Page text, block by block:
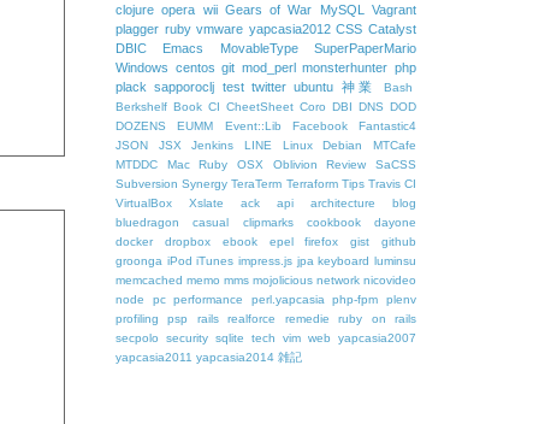
clojure opera wii Gears of War MySQL
Vagrant
plagger ruby vmware yapcasia2012 CSS Catalyst
DBIC
Emacs MovableType
SuperPaperMario
Windows centos git mod_perl monsterhunter php
plack
sapporoclj test twitter ubuntu 神業
Bash
Berkshelf Book CI CheetSheet Coro DBI DNS DOD
DOZENS
EUMM Event::Lib Facebook
Fantastic4
JSON
JSX Jenkins LINE Linux Debian
MTCafe
MTDDC
Mac Ruby OSX Oblivion Review
SaCSS
Subversion Synergy TeraTerm Terraform Tips Travis CI
VirtualBox
Xslate ack api architecture
blog
bluedragon
casual clipmarks cookbook
dayone
docker
dropbox ebook epel firefox gist
github
groonga iPod iTunes impress.js jpa keyboard luminsu
memcached memo mms mojolicious network nicovideo
node
pc performance perl.yapcasia php-fpm
plenv
profiling
psp rails realforce remedie
ruby on rails
secpolo
security sqlite tech vim web
yapcasia2007
yapcasia2011 yapcasia2014 雑記